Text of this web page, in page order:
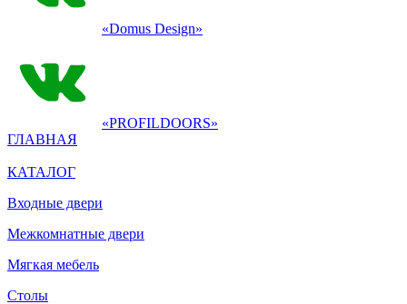
«Domus Design»
«PROFILDOORS»
ГЛАВНАЯ
КАТАЛОГ
Входные двери
Межкомнатные двери
Мягкая мебель
Столы